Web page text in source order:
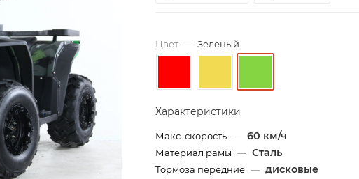
Цвет — Зеленый
Характеристики
Макс. скорость — 60 км/ч
Материал рамы — Сталь
Тормоза передние — дисковые